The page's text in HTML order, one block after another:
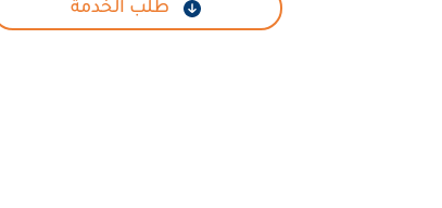
طلب الخدمة